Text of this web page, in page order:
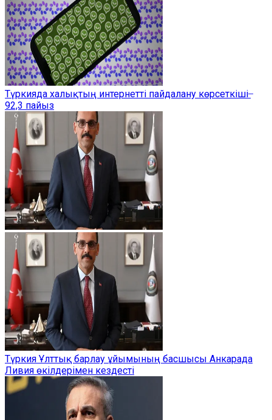
Түркияда халықтың интернетті пайдалану көрсеткіші ̶
92,3 пайыз
Түркия Ұлттық барлау ұйымының басшысы Анкарада
Ливия өкілдерімен кездесті